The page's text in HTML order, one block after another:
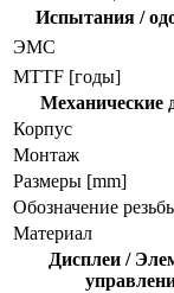
Испытания /
ЭMC
MTTF [годы]
Механические
Корпус
Монтаж
Размеры [mm]
Обозначение
Материал
Дисплеи /